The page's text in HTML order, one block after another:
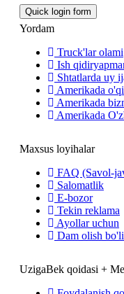
Yordam
Truck'lar olami
Ish
Shtatlarda uy
Amerikada
Amerikada
Amerikada
Maxsus loyihalar
FAQ (Savol-
Salomatlik
E-bozor
Tekin reklama
Ayollar uchun
Dam olish
UzigaBek qoidasi +